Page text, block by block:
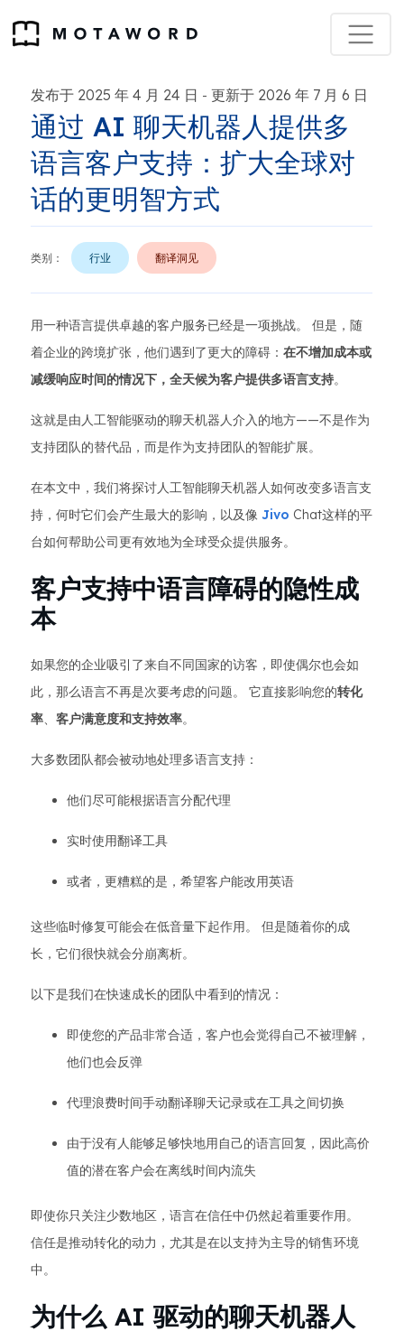
发布于 2025 年 4 月 24 日 - 更新于 2026 年 7 月 6 日
通过 AI 聊天机器人提供多
语言客户支持：扩大全球对
话的更明智方式
类别： 行业 翻译洞见
用一种语言提供卓越的客户服务已经是一项挑战。 但是，随
着企业的跨境扩张，他们遇到了更大的障碍： 在不增加成本或
减缓响应时间的情况下，全天候为客户提供多语言支持。
这就是由人工智能驱动的聊天机器人介入的地方——不是作为
支持团队的替代品，而是作为支持团队的智能扩展。
在本文中，我们将探讨人工智能聊天机器人如何改变多语言支
持，何时它们会产生最大的影响，以及像 Jivo Chat这样的平
台如何帮助公司更有效地为全球受众提供服务。
客户支持中语言障碍的隐性成
本
如果您的企业吸引了来自不同国家的访客，即使偶尔也会如
此，那么语言不再是次要考虑的问题。 它直接影响您的转化
率、 客户满意度和支持效率。
大多数团队都会被动地处理多语言支持：
他们尽可能根据语言分配代理
实时使用翻译工具
或者，更糟糕的是，希望客户能改用英语
这些临时修复可能会在低音量下起作用。 但是随着你的成
长，它们很快就会分崩离析。
以下是我们在快速成长的团队中看到的情况：
即使您的产品非常合适，客户也会觉得自己不被理解，
他们也会反弹
代理浪费时间手动翻译聊天记录或在工具之间切换
由于没有人能够足够快地用自己的语言回复，因此高价
值的潜在客户会在离线时间内流失
即使你只关注少数地区，语言在信任中仍然起着重要作用。
信任是推动转化的动力，尤其是在以支持为主导的销售环境
中。
为什么 AI 驱动的聊天机器人